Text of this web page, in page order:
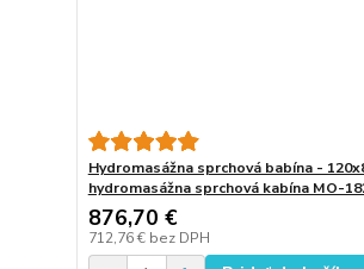
Hydromasážna sprchová babína -
hydromasážna sprchová kabína MO-
876,70 €
712,76 € bez DPH